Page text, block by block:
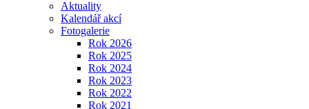
Aktuality
Kalendář akcí
Fotogalerie
Rok 2026
Rok 2025
Rok 2024
Rok 2023
Rok 2022
Rok 2021